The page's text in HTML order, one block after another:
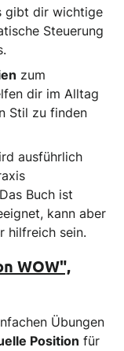
gibt dir wichtige
Steuerung
zum
dir im Alltag
Stil zu finden
ausführlich
Buch ist
kann aber
hilfreich sein.
WOW",
Übungen
Position für